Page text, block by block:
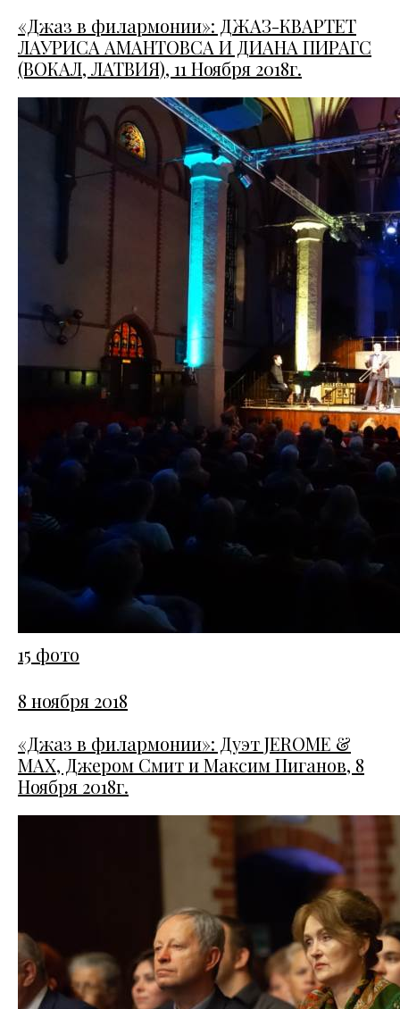
«Джаз в филармонии»: ДЖАЗ-КВАРТЕТ
ЛАУРИСА АМАНТОВСА И ДИАНА ПИРАГС
(ВОКАЛ, ЛАТВИЯ), 11 Ноября 2018г.
15 фото
8 ноября 2018
«Джаз в филармонии»: Дуэт JEROME &
MAX, Джером Смит и Максим Пиганов, 8
Ноября 2018г.